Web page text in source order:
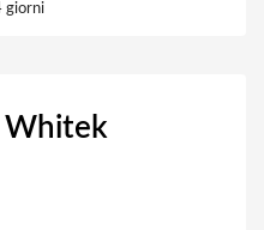
giorni
Whitek